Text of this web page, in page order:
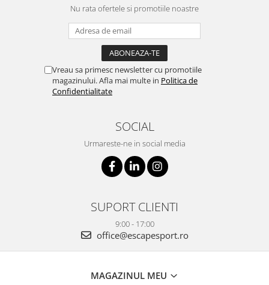
Nu rata ofertele si promotiile noastre
Vreau sa primesc newsletter cu promotiile
magazinului. Afla mai multe in Politica de
Confidentialitate
SOCIAL
Urmareste-ne in social media
SUPORT CLIENTI
9:00 - 17:00
office@escapesport.ro
MAGAZINUL MEU